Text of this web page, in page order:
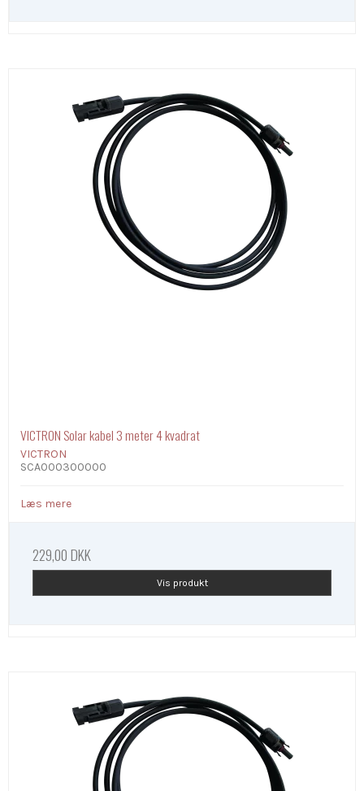
VICTRON Solar kabel 3 meter 4 kvadrat
VICTRON
SCA000300000
Læs mere
229,00 DKK
Vis produkt